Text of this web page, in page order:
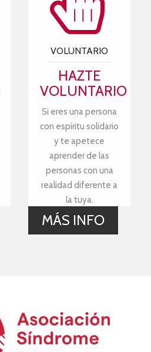
VOLUNTARIO
HAZTE
VOLUNTARIO
Si eres una persona
con espíritu solidario
y te apetece
aprender de las
personas con una
realidad diferente a
la tuya.
MÁS INFO